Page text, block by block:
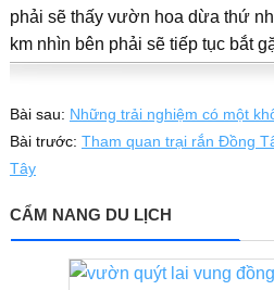
phải sẽ thấy vườn hoa dừa thứ
km nhìn bên phải sẽ tiếp tục bắt
Bài sau: Những trải nghiệm có một
Bài trước: Tham quan trại rắn Đồng
Tây
CẨM NANG DU LỊCH